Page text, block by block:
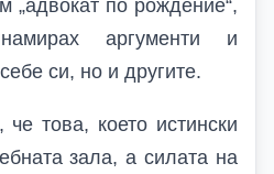
„адвокат по рождение“,
аргументи и
си, но и другите.
това, което истински
зала, а силата на